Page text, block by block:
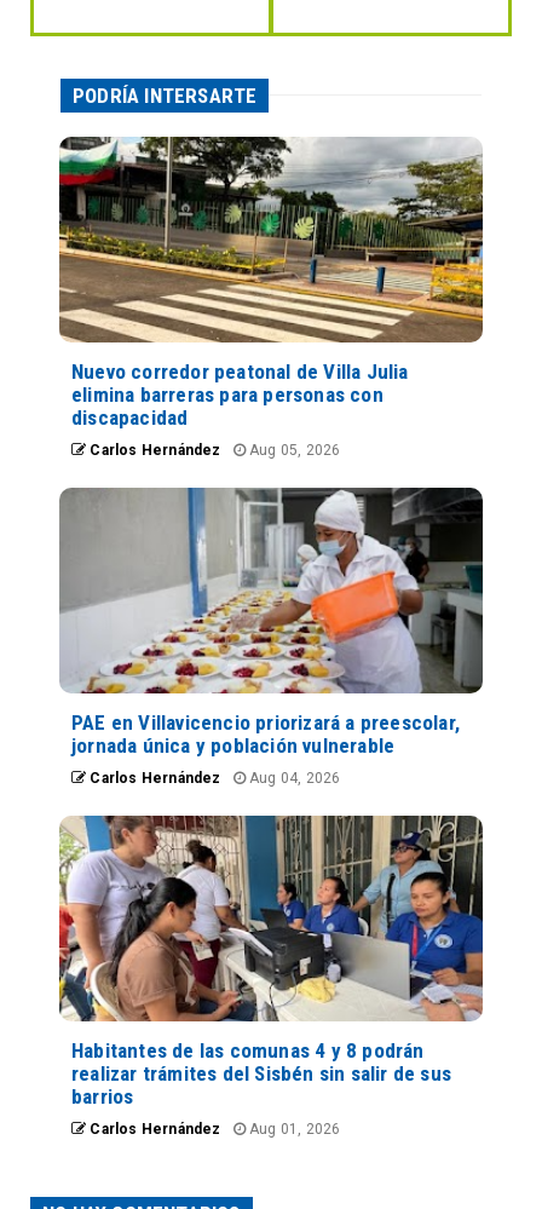
PODRÍA INTERSARTE
Nuevo corredor peatonal de Villa Julia
elimina barreras para personas con
discapacidad
Carlos Hernández Aug 05, 2026
PAE en Villavicencio priorizará a preescolar,
jornada única y población vulnerable
Carlos Hernández Aug 04, 2026
Habitantes de las comunas 4 y 8 podrán
realizar trámites del Sisbén sin salir de sus
barrios
Carlos Hernández Aug 01, 2026